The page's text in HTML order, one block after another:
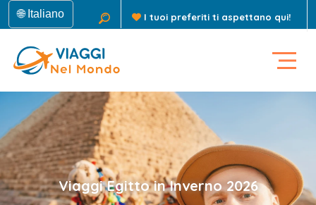
🌐 Italiano I tuoi preferiti ti aspettano qui!
Viaggi Egitto in Inverno 2026